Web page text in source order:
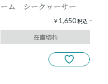
ーム シークヮーサー
¥ 1,650税込
在庫切れ